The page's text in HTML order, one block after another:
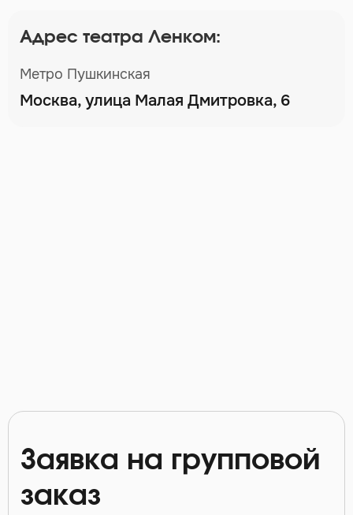
Адрес театра Ленком:
Метро Пушкинская
Москва, улица Малая Дмитровка, 6
Заявка на групповой
заказ